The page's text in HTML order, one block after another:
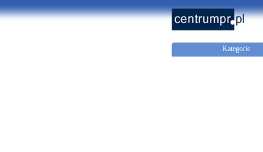
Kategorie